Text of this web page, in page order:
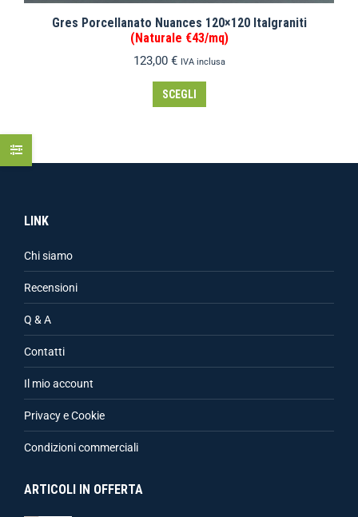
Gres Porcellanato Nuances 120×120 Italgraniti
(Naturale €43/mq)
123,00 € IVA inclusa
SCEGLI
LINK
Chi siamo
Recensioni
Q & A
Contatti
Il mio account
Privacy e Cookie
Condizioni commerciali
ARTICOLI IN OFFERTA